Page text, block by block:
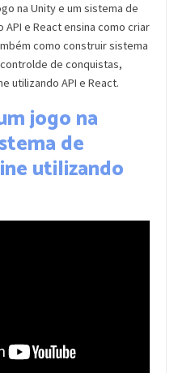
na Unity e um sistema de
e React ensina como criar
como construir sistema
de conquistas,
utilizando API e React.
jogo na
de
utilizando